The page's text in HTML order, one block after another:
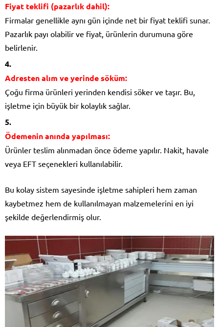
Fiyat teklifi (pazarlık dahil):
Firmalar genellikle aynı gün içinde net bir fiyat teklifi sunar.
Pazarlık payı olabilir ve fiyat, ürünlerin durumuna göre
belirlenir.
Adresten alım ve yerinde söküm:
Çoğu firma ürünleri yerinden kendisi söker ve taşır. Bu,
işletme için büyük bir kolaylık sağlar.
Ödemenin anında yapılması:
Ürünler teslim alınmadan önce ödeme yapılır. Nakit, havale
veya EFT seçenekleri kullanılabilir.
Bu kolay sistem sayesinde işletme sahipleri hem zaman
kaybetmez hem de kullanılmayan malzemelerini en iyi
şekilde değerlendirmiş olur.